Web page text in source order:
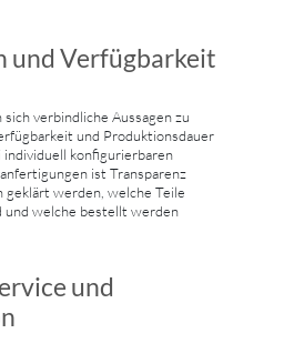
und Verfügbarkeit
sich verbindliche Aussagen zu
und Produktionsdauer
individuell konfigurierbaren
ist Transparenz
geklärt werden, welche Teile
und welche bestellt werden
und